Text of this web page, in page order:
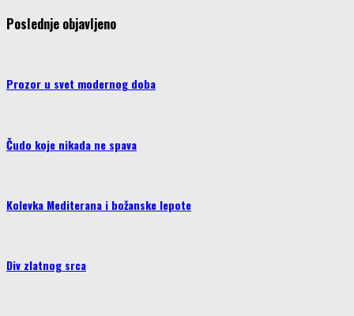
Poslednje objavljeno
Prozor u svet modernog doba
Čudo koje nikada ne spava
Kolevka Mediterana i božanske lepote
Div zlatnog srca